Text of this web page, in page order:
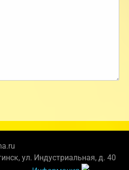
ул. Индустриальная, д. 40